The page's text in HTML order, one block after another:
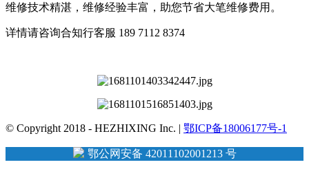
维修技术精湛，维修经验丰富，助您节省大笔维修费用。
详情请咨询合知行客服 189 7112 8374
© Copyright 2018 - HEZHIXING Inc. | 鄂ICP备18006177号-1
鄂公网安备 42011102001213 号